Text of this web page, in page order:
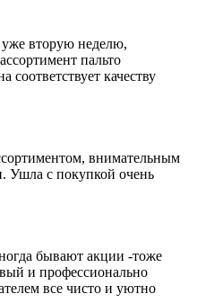
вторую неделю,
пальто
качеству
внимательным
Ушла с покупкой очень
бывают акции -тоже
и профессионально
все чисто и уютно